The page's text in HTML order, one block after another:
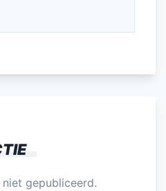
gepubliceerd.